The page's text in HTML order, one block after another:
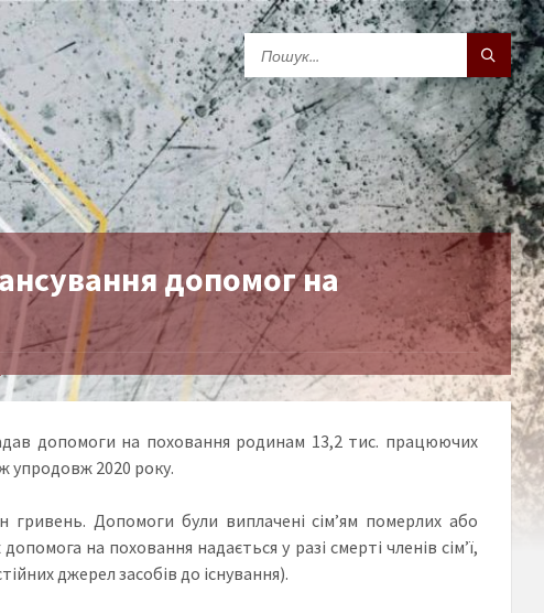
допомог на
допомоги на поховання родинам 13,2 тис. працюючих
упродовж 2020 року.
Допомоги були виплачені сім’ям померлих або
на поховання надається у разі смерті членів сім’ї,
джерел засобів до існування).